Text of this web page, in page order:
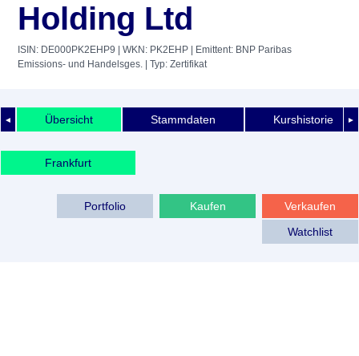
Holding Ltd
ISIN: DE000PK2EHP9 | WKN: PK2EHP | Emittent: BNP Paribas
Emissions- und Handelsges. | Typ: Zertifikat
◄ ►
Übersicht Stammdaten Kurshistorie
Frankfurt
Verkaufen
Kaufen
Portfolio
Watchlist